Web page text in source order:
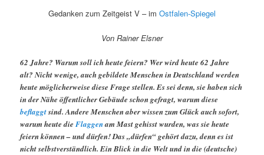
Gedanken zum Zeitgeist V – im Ostfalen-Spiegel
Von Rainer Elsner
62 Jahre? Warum soll ich heute feiern? Wer wird heute 62 Jahre
alt? Nicht wenige, auch gebildete Menschen in Deutschland werden
heute möglicherweise diese Frage stellen. Es sei denn, sie haben sich
in der Nähe öffentlicher Gebäude schon gefragt, warum diese
beflaggtsind. Andere Menschen aber wissen zum Glück auch sofort,
warum heute dieFlaggenam Mast gehisst wurden, was sie heute
feiern können – und dürfen! Das „dürfen“ gehört dazu, denn es ist
nicht selbstverständlich. Ein Blick in die Welt und in die (deutsche)